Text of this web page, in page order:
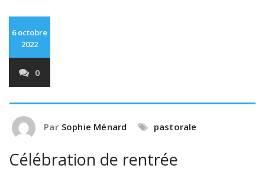
6 octobre
2022
0
Par Sophie Ménard pastorale
Célébration de rentrée